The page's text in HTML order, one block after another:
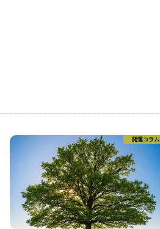
開運コラム